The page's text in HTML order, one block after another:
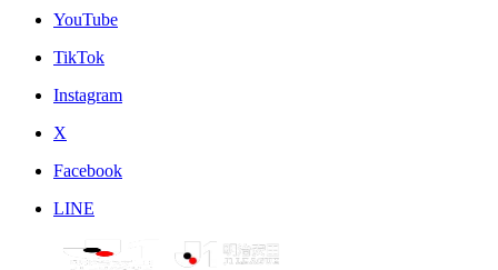
YouTube
TikTok
Instagram
X
Facebook
LINE